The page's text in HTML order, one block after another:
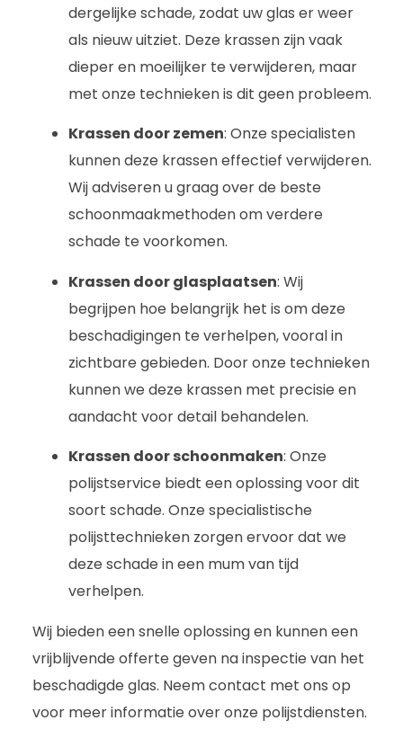
dergelijke schade, zodat uw glas er weer
als nieuw uitziet. Deze krassen zijn vaak
dieper en moeilijker te verwijderen, maar
met onze technieken is dit geen probleem.
Krassen door zemen: Onze specialisten
kunnen deze krassen effectief verwijderen.
Wij adviseren u graag over de beste
schoonmaakmethoden om verdere
schade te voorkomen.
Krassen door glasplaatsen: Wij
begrijpen hoe belangrijk het is om deze
beschadigingen te verhelpen, vooral in
zichtbare gebieden. Door onze technieken
kunnen we deze krassen met precisie en
aandacht voor detail behandelen.
Krassen door schoonmaken: Onze
polijstservice biedt een oplossing voor dit
soort schade. Onze specialistische
polijsttechnieken zorgen ervoor dat we
deze schade in een mum van tijd
verhelpen.
Wij bieden een snelle oplossing en kunnen een
vrijblijvende offerte geven na inspectie van het
beschadigde glas. Neem contact met ons op
voor meer informatie over onze polijstdiensten.